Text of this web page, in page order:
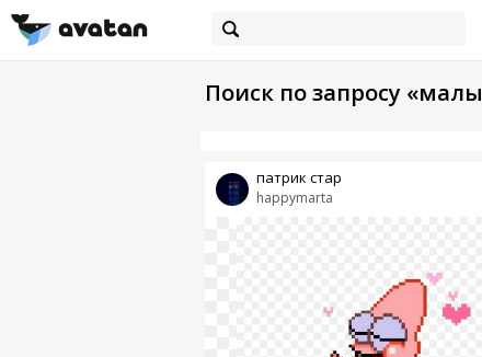
Поиск по запросу
happymarta
патрик стар